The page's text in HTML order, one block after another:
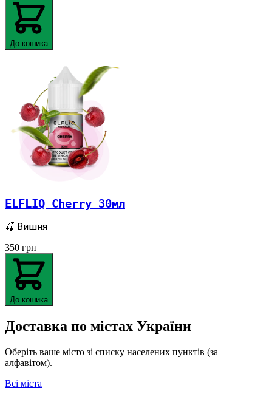
До кошика
ELFLIQ Cherry 30мл
🍒 Вишня
350 грн
До кошика
Доставка по містах України
Оберіть ваше місто зі списку населених пунктів (за
алфавітом).
Всі міста